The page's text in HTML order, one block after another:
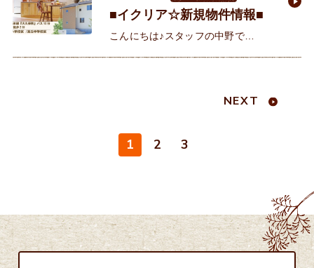
■イクリア☆新規物件情報■
こんにちは♪スタッフの中野で
1 2 3
NEXT